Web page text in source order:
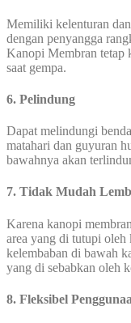
Memiliki kelenturan
dengan penyangga
Kanopi Membran tetap
saat gempa.
6. Pelindung
Dapat melindungi
matahari dan guyuran
bawahnya akan
7. Tidak Mudah
Karena kanopi
area yang di tutupi oleh
kelembaban di bawah
yang di sebabkan oleh
8. Fleksibel